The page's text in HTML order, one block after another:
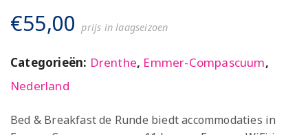
€55,00 prijs in laagseizoen
Categorieën: Drenthe, Emmer-Compascuum,
Nederland
Bed & Breakfast de Runde biedt accommodaties in